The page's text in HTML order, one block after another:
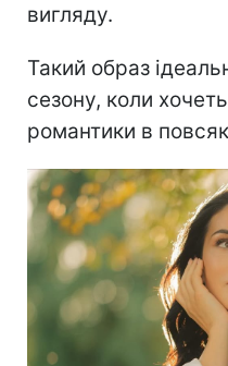
вигляду.
Такий образ
сезону, коли
романтики в